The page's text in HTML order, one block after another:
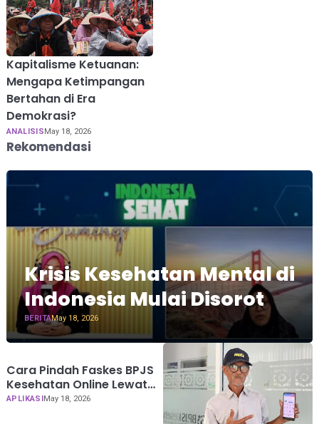
Kapitalisme Ketuanan:
Mengapa Ketimpangan
Bertahan di Era
Demokrasi?
ANALISISMay 18, 2026
Rekomendasi
Krisis Kesehatan Mental di
Indonesia Mulai Disorot
BERITAMay 18, 2026
Cara Pindah Faskes BPJS
Kesehatan Online Lewat
Mobile JKN
APLIKASI May 18, 2026